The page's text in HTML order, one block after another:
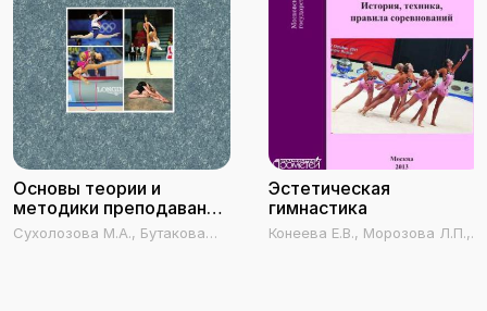
Основы теории и
методики преподавания
гимнастики
Сухолозова М.А., Бутакова
Эстетическая
гимнастика
Конеева Е.В., Морозова Л.П.,